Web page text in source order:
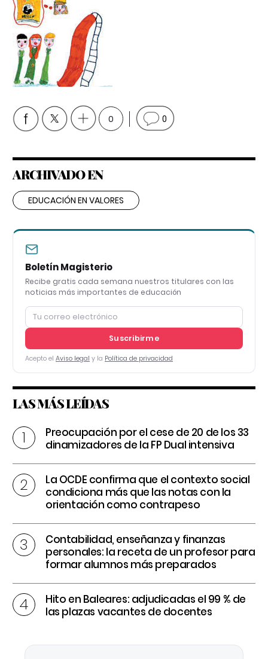
0 0
ARCHIVADO EN
EDUCACIÓN EN VALORES
Boletín Magisterio
Recibe gratis cada semana nuestros titulares con las
noticias más importantes de educación
Suscribirme
Acepto el Aviso legal y la Política de privacidad
LAS MÁS LEÍDAS
Preocupación por el cese de 20 de los 33
dinamizadores de la FP Dual intensiva
La OCDE confirma que el contexto social
condiciona más que las notas con la
orientación como contrapeso
Contabilidad, enseñanza y finanzas
personales: la receta de un profesor para
formar alumnos más preparados
Hito en Baleares: adjudicadas el 99 % de
las plazas vacantes de docentes